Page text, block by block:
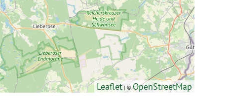
Leaflet | ©OpenStreetMap